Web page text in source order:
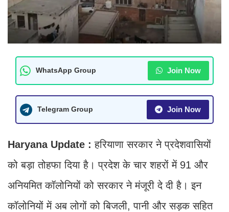
WhatsApp Group Join Now
Telegram Group Join Now
Haryana Update : हरियाणा सरकार ने प्रदेशवासियों
को बड़ा तोहफा दिया है। प्रदेश के चार शहरों में 91 और
अनियमित कॉलोनियों को सरकार ने मंजूरी दे दी है। इन
कॉलोनियों में अब लोगों को बिजली, पानी और सड़क सहित